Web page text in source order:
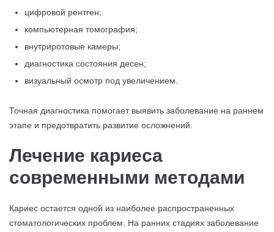
цифровой рентген;
компьютерная томография;
внутриротовые камеры;
диагностика состояния десен;
визуальный осмотр под увеличением.
Точная диагностика помогает выявить заболевание на раннем
этапе и предотвратить развитие осложнений.
Лечение кариеса
современными методами
Кариес остается одной из наиболее распространенных
стоматологических проблем. На ранних стадиях заболевание